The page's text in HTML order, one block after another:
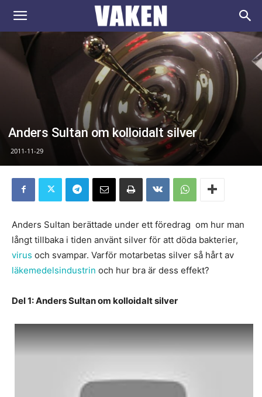
VAKEN.se
Anders Sultan om kolloidalt silver
2011-11-29
Anders Sultan berättade under ett föredrag om hur man
långt tillbaka i tiden använt silver för att döda bakterier,
virus och svampar. Varför motarbetas silver så hårt av
läkemedelsindustrin och hur bra är dess effekt?
Del 1: Anders Sultan om kolloidalt silver